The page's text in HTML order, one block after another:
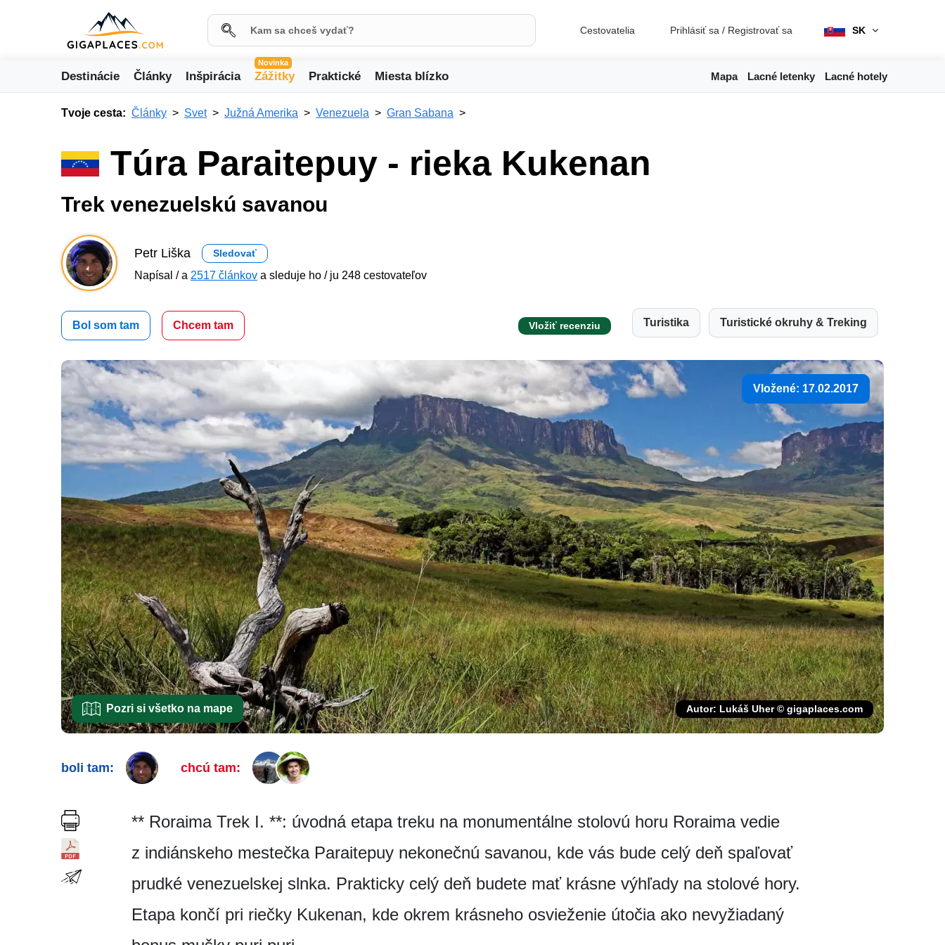
Cestovatelia Prihlásiť sa / Registrovať sa SK
Destinácie Články Inšpirácia
Novinka
Zážitky Praktické Miesta blízko Mapa Lacné letenky Lacné hotely
Tvoje cesta: Články Svet Južná Amerika Venezuela Gran Sabana
Túra Paraitepuy - rieka Kukenan
Trek venezuelskú savanou
Petr Liška Sledovať
Napísal / a 2517 článkov a sleduje ho / ju 248 cestovateľov
Bol som tam Chcem tam Vložiť recenziu Turistika Turistické okruhy & Treking
Vložené: 17.02.2017
Pozri si všetko na mape Autor: Lukáš Uher © gigaplaces.com
boli tam: chcú tam:
** Roraima Trek I. **: úvodná etapa treku na monumentálne stolovú horu Roraima vedie
z indiánskeho mestečka Paraitepuy nekonečnú savanou, kde vás bude celý deň spaľovať
prudké venezuelskej slnka. Prakticky celý deň budete mať krásne výhľady na stolové hory.
Etapa končí pri riečky Kukenan, kde okrem krásneho osvieženie útočia ako nevyžiadaný